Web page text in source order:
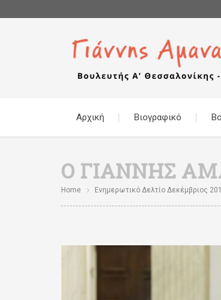
Αρχική Βιογραφικό
Ο ΓΙΆΝΝΗΣ
Home Ενημερωτικό Δελτίο Δεκέμβριος